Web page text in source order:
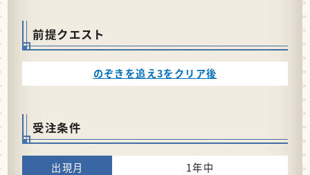
前提クエスト
のぞきを追え3をクリア後
受注条件
1年中